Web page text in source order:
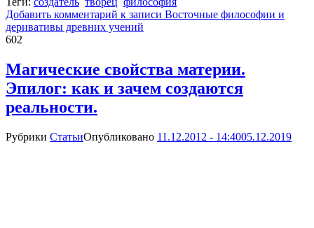
Добавить комментарий к записи Восточные философии и
деривативы древних учений
602
Магические свойства материи.
Эпилог: как и зачем создаются
реальности.
Рубрики СтатьиОпубликовано 11.12.2012 - 14:4005.12.2019